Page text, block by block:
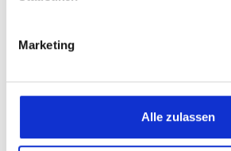
Marketing
Alle zulassen